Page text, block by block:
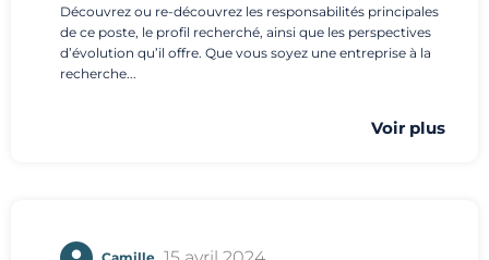
Découvrez ou re-découvrez les responsabilités principales
de ce poste, le profil recherché, ainsi que les perspectives
d’évolution qu’il offre. Que vous soyez une entreprise à la
recherche...
Voir plus